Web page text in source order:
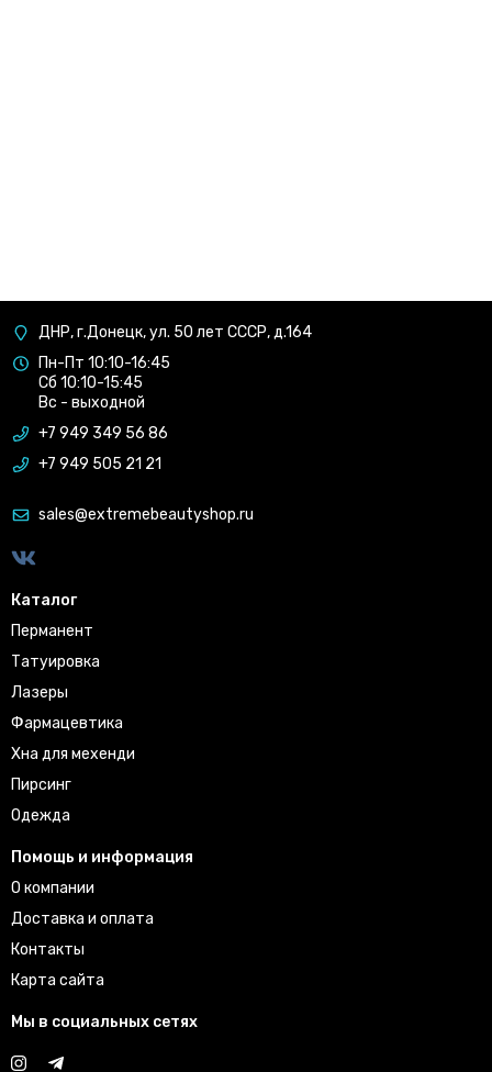
ДНР, г.Донецк, ул. 50 лет СССР, д.164
Пн-Пт 10:10-16:45
Сб 10:10-15:45
Вс - выходной
+7 949 349 56 86
+7 949 505 21 21
sales@extremebeautyshop.ru
Каталог
Перманент
Татуировка
Лазеры
Фармацевтика
Хна для мехенди
Пирсинг
Одежда
Помощь и информация
О компании
Доставка и оплата
Контакты
Карта сайта
Мы в социальных сетях